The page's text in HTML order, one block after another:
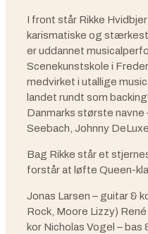
I front står Rikke
karismatiske og
er uddannet
Scenekunstskole i
medvirket i utallige
landet rundt som
Danmarks største navne
Seebach, Johnny
Bag Rikke står et
forstår at løfte Queen-
Jonas Larsen – guitar &
Rock, Moore Lizzy)
kor Nicholas Vogel – bas